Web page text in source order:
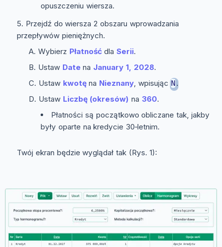
opuszczeniu wiersza.
Przejdź do wiersza 2 obszaru wprowadzania
przepływów pieniężnych.
Wybierz Płatność dlaSerii.
Ustaw Date na January 1, 2028.
Ustaw kwotęna Nieznany, wpisującN .
Ustaw Liczbę (okresów) na 360.
Płatności są początkowo obliczane tak, jakby
były oparte na kredycie 30‑letnim.
Twój ekran będzie wyglądał tak (Rys. 1):